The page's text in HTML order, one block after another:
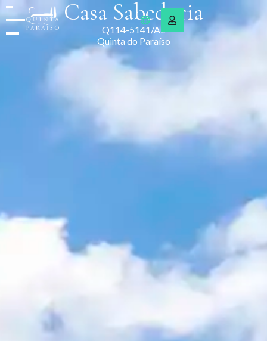
Casa Sabedoria
Q114-5141/AL
Quinta do Paraíso